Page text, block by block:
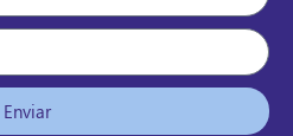
Enviar